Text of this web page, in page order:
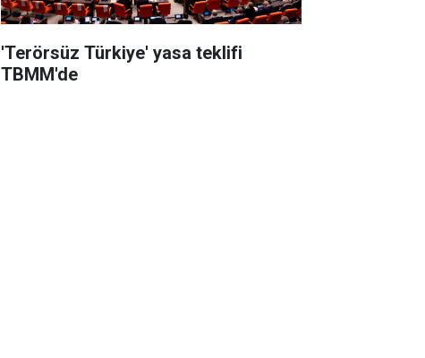
'Terörsüz Türkiye' yasa teklifi
TBMM'de